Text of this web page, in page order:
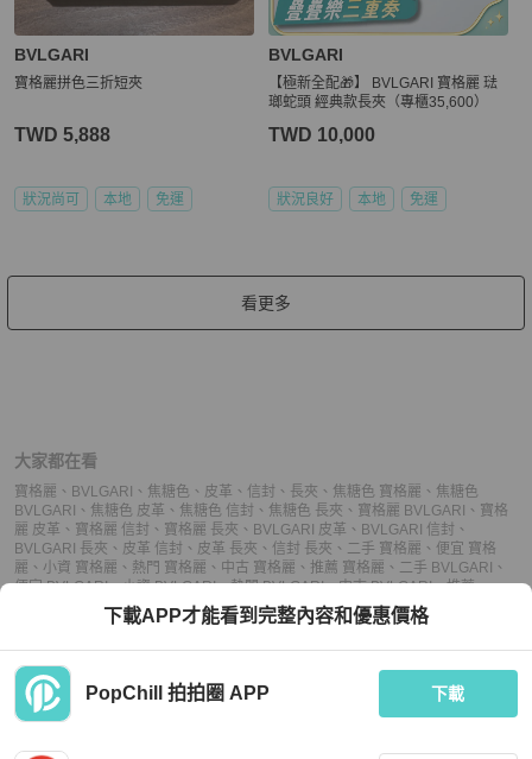
BVLGARI
寶格麗拼色三折短夾
TWD 5,888
狀況尚可 本地 免運
BVLGARI
【極新全配🎁】 BVLGARI 寶格麗 琺
瑯蛇頭 經典款長夾（專櫃35,600）
TWD 10,000
狀況良好 本地 免運
看更多
大家都在看
寶格麗 、 BVLGARI 、 焦糖色 、 皮革 、 信封 、 長夾 、 焦糖色 寶格麗 、 焦糖色
BVLGARI 、 焦糖色 皮革 、 焦糖色 信封 、 焦糖色 長夾 、 寶格麗 BVLGARI 、 寶格
麗 皮革 、 寶格麗 信封 、 寶格麗 長夾 、 BVLGARI 皮革 、 BVLGARI 信封 、
BVLGARI 長夾 、 皮革 信封 、 皮革 長夾 、 信封 長夾 、 二手 寶格麗 、 便宜 寶格
麗 、 小資 寶格麗 、 熱門 寶格麗 、 中古 寶格麗 、 推薦 寶格麗 、 二手 BVLGARI 、
便宜 BVLGARI、小資 BVLGARI、熱門 BVLGARI、中古 BVLGARI、推薦
二手 信封 、便宜 信封、小資 信封 、 熱門 信封、中古 信封
、 便宜 長夾 、小資 長夾、熱門 長夾、中古 長夾、推薦 長夾
下載APP才能看到完整內容和優惠價格
PopChill 拍拍圈 APP 下載